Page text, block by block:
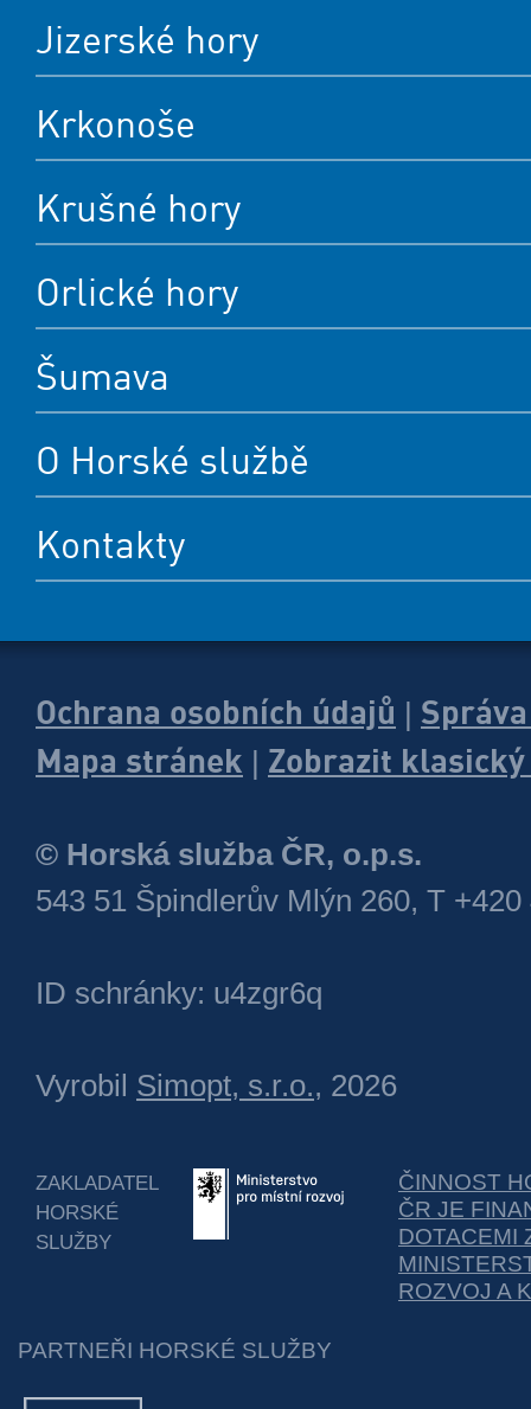
Jizerské hory
Krkonoše
Krušné hory
Orlické hory
Šumava
O Horské službě
Kontakty
Ochrana osobních údajů
Mapa stránek
Zobrazit
© Horská služba ČR, o.p.s.
543 51 Špindlerův Mlýn 260, T +420
ID schránky: u4zgr6q
Vyrobil Simopt, s.r.o., 2026
ZAKLADATEL
HORSKÉ
SLUŽBY
ČINNOST
ČR JE
DOTACEMI
ROZVOJ A
PARTNEŘI HORSKÉ SLUŽBY